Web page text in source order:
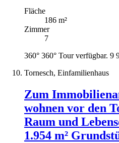
Fläche
186 m²
Zimmer
7
360° 360° Tour verfügbar. 9
Tornesch, Einfamilienhaus
Zum
wohnen vor den
Raum und
1.954 m²